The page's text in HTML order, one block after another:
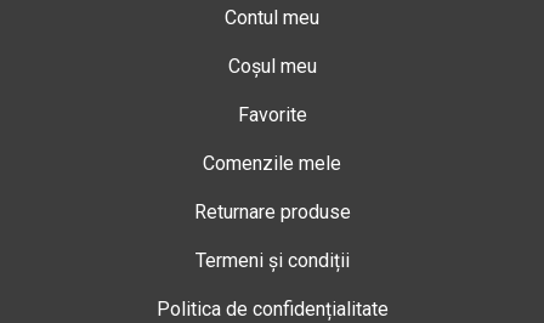
Contul meu
Coșul meu
Favorite
Comenzile mele
Returnare produse
Termeni și condiții
Politica de confidențialitate